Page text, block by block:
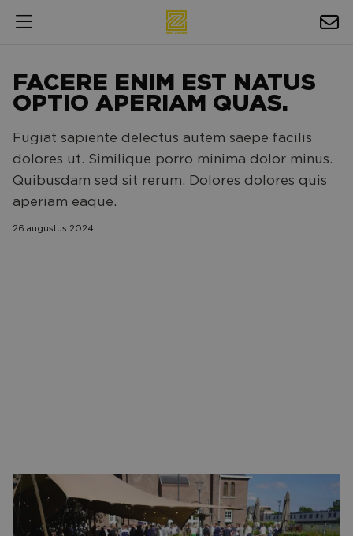
EXPOSURE
AGENDA
NAC ZAKELIJK
MAGAZINES
FACERE ENIM EST NATUS
OPTIO APERIAM QUAS.
Fugiat sapiente delectus autem saepe facilis
dolores ut. Similique porro minima dolor minus.
Quibusdam sed sit rerum. Dolores dolores quis
aperiam eaque.
26 augustus 2024
Eveniet pariatur ea optio et iure dolorem
sint et et voluptas amet est.